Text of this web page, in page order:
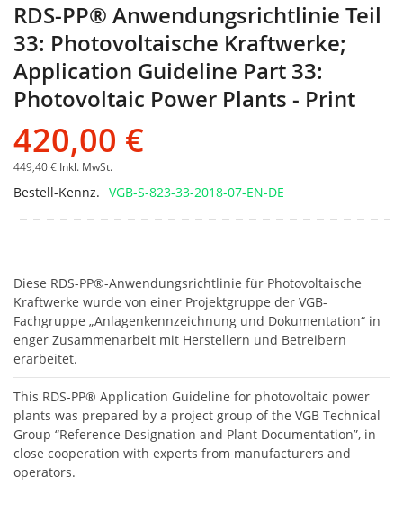
RDS-PP® Anwendungsrichtlinie Teil
33: Photovoltaische Kraftwerke;
Application Guideline Part 33:
Photovoltaic Power Plants - Print
420,00 €
449,40 € Inkl. MwSt.
Bestell-Kennz. VGB-S-823-33-2018-07-EN-DE
Diese RDS-PP®-Anwendungsrichtlinie für Photovoltaische
Kraftwerke wurde von einer Projektgruppe der VGB-
Fachgruppe „Anlagenkennzeichnung und Dokumentation“ in
enger Zusammenarbeit mit Herstellern und Betreibern
erarbeitet.
This RDS-PP® Application Guideline for photovoltaic power
plants was prepared by a project group of the VGB Technical
Group “Reference Designation and Plant Documentation”, in
close cooperation with experts from manufacturers and
operators.